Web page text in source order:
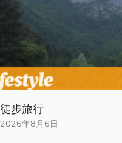
徒步旅行
2026年8月6日